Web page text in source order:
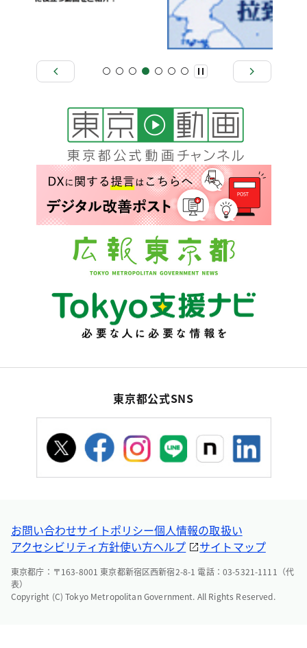
東京都公式SNS
お問い合わせサイトポリシー個人情報の取扱い
アクセシビリティ方針使い方ヘルプ サイトマップ
東京都庁：〒163-8001 東京都新宿区西新宿2-8-1 電話：03-5321-1111（代
表）
Copyright (C) Tokyo Metropolitan Government. All Rights Reserved.